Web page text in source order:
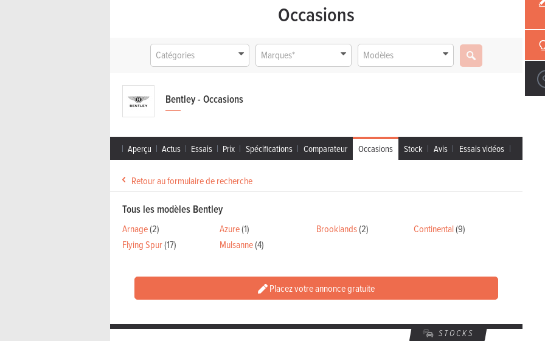
Occasions
Catégories Marques* Modèles
Bentley - Occasions
Aperçu Actus Essais Prix Spécifications Comparateur Occasions Stock Avis Essais vidéos
Retour au formulaire de recherche
Tous les modèles Bentley
Arnage(2) Azure(1) Brooklands(2) Continental(9)
Flying Spur(17) Mulsanne(4)
Placez votre annonce gratuite
STOCKS